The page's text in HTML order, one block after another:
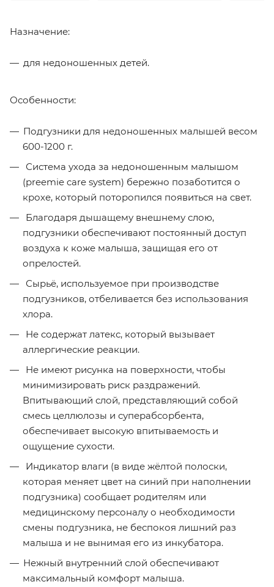
Назначение:
для недоношенных детей.
Особенности:
Подгузники для недоношенных малышей весом
600-1200 г.
Система ухода за недоношенным малышом
(preemie care system) бережно позаботится о
крохе, который поторопился появиться на свет.
Благодаря дышащему внешнему слою,
подгузники обеспечивают постоянный доступ
воздуха к коже малыша, защищая его от
опрелостей.
Сырьё, используемое при производстве
подгузников, отбеливается без использования
хлора.
Не содержат латекс, который вызывает
аллергические реакции.
Не имеют рисунка на поверхности, чтобы
минимизировать риск раздражений.
Впитывающий слой, представляющий собой
смесь целлюлозы и суперабсорбента,
обеспечивает высокую впитываемость и
ощущение сухости.
Индикатор влаги (в виде жёлтой полоски,
которая меняет цвет на синий при наполнении
подгузника) сообщает родителям или
медицинскому персоналу о необходимости
смены подгузника, не беспокоя лишний раз
малыша и не вынимая его из инкубатора.
Нежный внутренний слой обеспечивают
максимальный комфорт малыша.